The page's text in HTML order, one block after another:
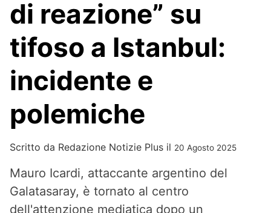
di reazione” su
tifoso a Istanbul:
incidente e
polemiche
Scritto da Redazione Notizie Plus il 20 Agosto 2025
Mauro Icardi, attaccante argentino del
Galatasaray, è tornato al centro
dell'attenzione mediatica dopo un